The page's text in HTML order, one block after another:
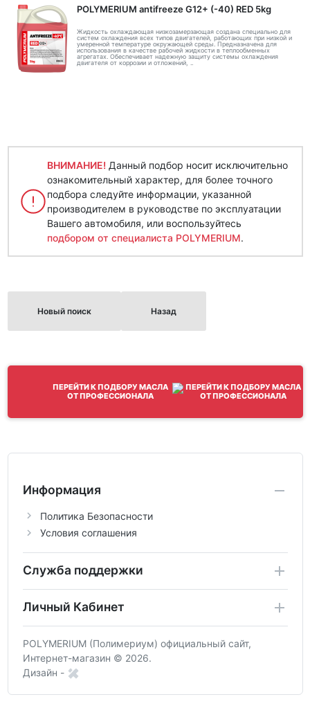
POLYMERIUM antifreeze G12+ (-40) RED 5kg
Жидкость охлаждающая низкозамерзающая создана специально для
систем охлаждения всех типов двигателей, работающих при низкой и
умеренной температуре окружающей среды. Предназначена для
использования в качестве рабочей жидкости в теплообменных
агрегатах. Обеспечивает надежную защиту системы охлаждения
двигателя от коррозии и отложений, ..
ВНИМАНИЕ! Данный подбор носит исключительно
ознакомительный характер, для более точного
подбора следуйте информации, указанной
производителем в руководстве по эксплуатации
Вашего автомобиля, или воспользуйтесь
подбором от специалиста POLYMERIUM.
Новый поиск Назад
ПЕРЕЙТИ К ПОДБОРУ МАСЛА
ОТ ПРОФЕССИОНАЛА
Информация
Политика Безопасности
Условия соглашения
Служба поддержки
Личный Кабинет
POLYMERIUM (Полимериум) официальный сайт,
Интернет-магазин © 2026.
Дизайн -